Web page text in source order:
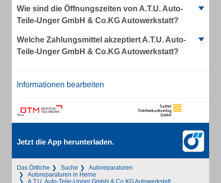
Wie sind die Öffnungszeiten von A.T.U. Auto-
Teile-Unger GmbH & Co.KG Autowerkstatt?
Welche Zahlungsmittel akzeptiert A.T.U. Auto-
Teile-Unger GmbH & Co.KG Autowerkstatt?
Informationen bearbeiten
Jetzt die App herunterladen.
Das Örtliche Suche
Autoreparaturen
Autoreparaturen in Herne
A.T.U. Auto-Teile-Unger GmbH & Co.KG Autowerkstatt